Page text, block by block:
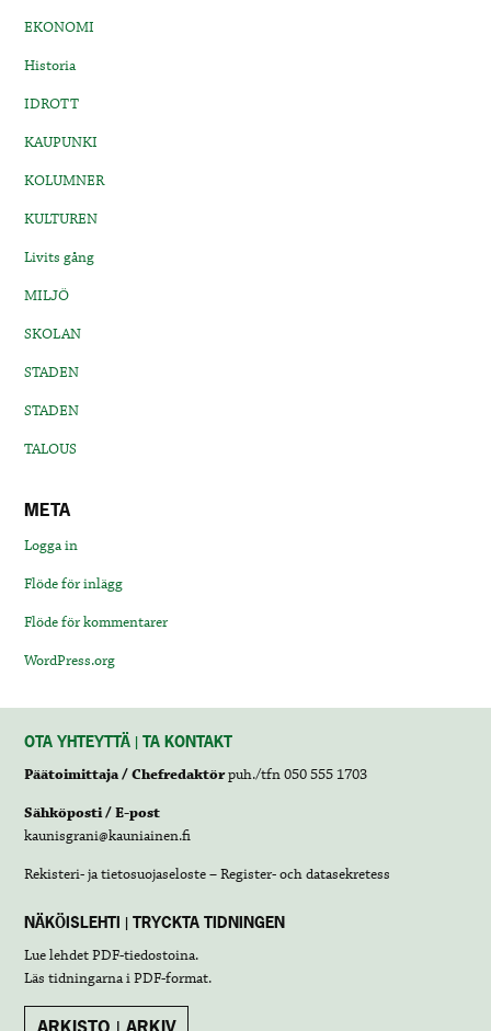
EKONOMI
Historia
IDROTT
KAUPUNKI
KOLUMNER
KULTUREN
Livits gång
MILJÖ
SKOLAN
STADEN
STADEN
TALOUS
META
Logga in
Flöde för inlägg
Flöde för kommentarer
WordPress.org
OTA YHTEYTTÄ | TA KONTAKT
Päätoimittaja / Chefredaktörpuh./tfn 050 555 1703
Sähköposti / E-post
kaunisgrani@kauniainen.fi
Rekisteri- ja tietosuojaseloste – Register- och datasekretess
NÄKÖISLEHTI | TRYCKTA TIDNINGEN
Lue lehdetPDF-tiedostoina.
Läs tidningarna iPDF-format.